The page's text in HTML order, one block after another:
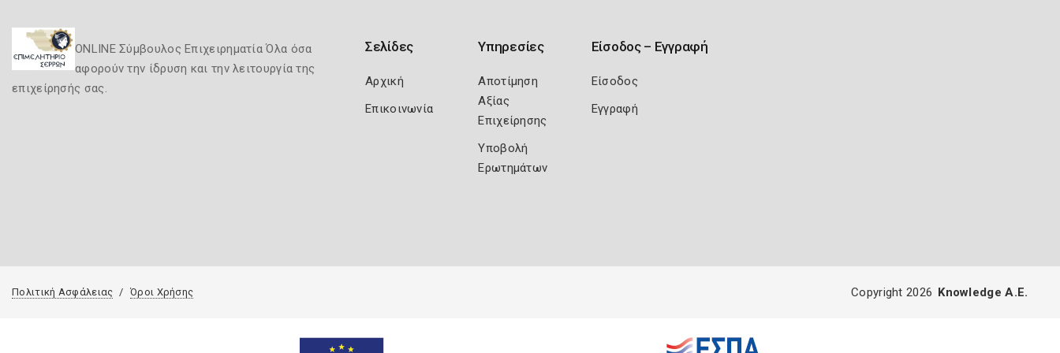
ONLINE Σύμβουλος Επιχειρηματία Όλα όσα
αφορούν την ίδρυση και την λειτουργία της
επιχείρησής σας.
Σελίδες
Αρχική
Επικοινωνία
Υπηρεσίες
Αποτίμηση
Αξίας
Επιχείρησης
Υποβολή
Ερωτημάτων
Είσοδος – Εγγραφή
Είσοδος
Εγγραφή
Πολιτική Ασφάλειας Όροι Χρήσης Copyright 2026 Knowledge A.E.